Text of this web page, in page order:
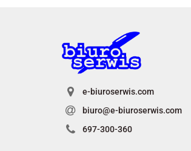
e-biuroserwis.com
biuro@e-biuroserwis.com
697-300-360